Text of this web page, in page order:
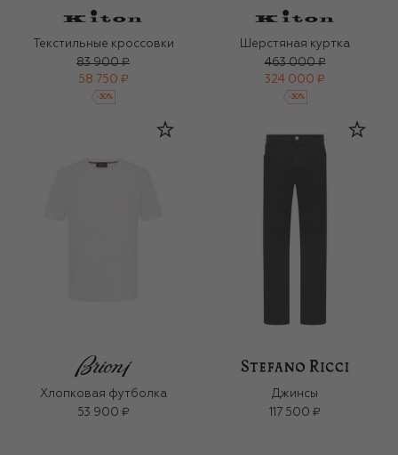
Текстильные кроссовки
83 900 ₽
58 750 ₽
-30%
Шерстяная куртка
463 000 ₽
324 000 ₽
-30%
Хлопковая футболка
53 900 ₽
Джинсы
117 500 ₽